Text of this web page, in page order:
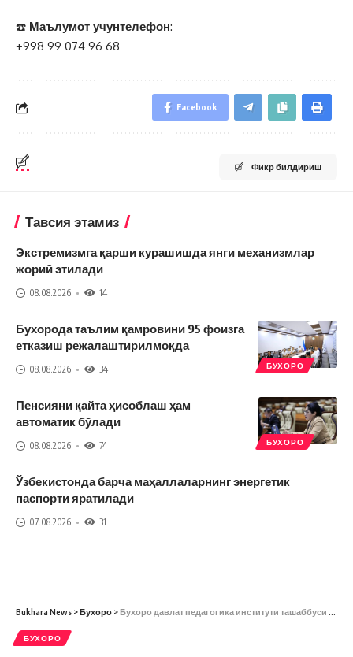
☎️ Маълумот учунтелефон:
+998 99 074 96 68
Facebook
Фикр билдириш
Тавсия этамиз
Экстремизмга қарши курашишда янги механизмлар
жорий этилади
08.08.2026 14
БУХОРО
Бухорода таълим қамровини 95 фоизга
етказиш режалаштирилмоқда
08.08.2026 34
БУХОРО
Пенсияни қайта ҳисоблаш ҳам
автоматик бўлади
08.08.2026 74
Ўзбекистонда барча маҳаллаларнинг энергетик
паспорти яратилади
07.08.2026 31
Bukhara News >Бухоро >Бухоро давлат педагогика институти ташаббуси билан Бухоро шаҳрида жойлашган “Сомонийлар” истироҳат боғида “Миллий қадриятлар сайли” бўлиб ўтди
БУХОРО